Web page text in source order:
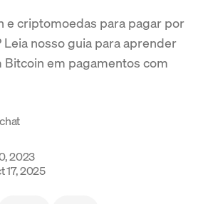
Começar
e criptomoedas para pagar por
Leia nosso guia para aprender
Bitcoin em pagamentos com
2023
17, 2025